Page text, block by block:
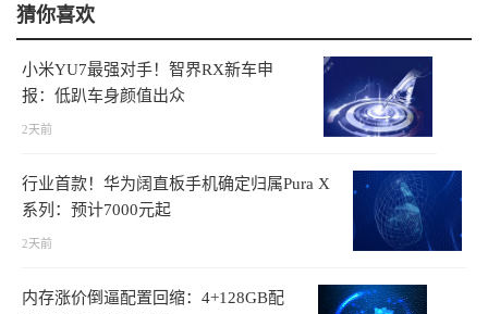
猜你喜欢
小米YU7最强对手！智界RX新车申
报：低趴车身颜值出众
2天前
行业首款！华为阔直板手机确定归属Pura X
系列：预计7000元起
2天前
内存涨价倒逼配置回缩：4+128GB配